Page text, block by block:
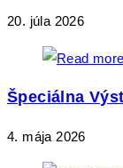
20. júla 2026
Špeciálna
4. mája 2026